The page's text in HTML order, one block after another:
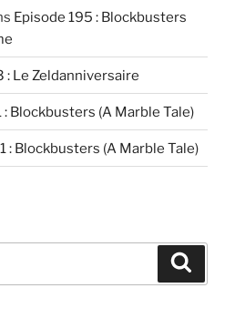
Episode 195 : Blockbusters
: Le Zeldanniversaire
: Blockbusters (A Marble Tale)
: Blockbusters (A Marble Tale)